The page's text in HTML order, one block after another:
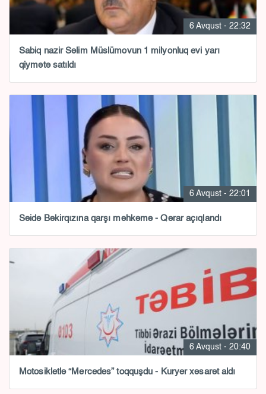
6 Avqust - 22:32
Sabiq nazir Səlim Müslümovun 1 milyonluq evi yarı
qiymətə satıldı
6 Avqust - 22:01
Səidə Bəkirqızına qarşı məhkəmə - Qərar açıqlandı
6 Avqust - 20:40
Motosikletlə “Mercedes” toqquşdu - Kuryer xəsarət aldı